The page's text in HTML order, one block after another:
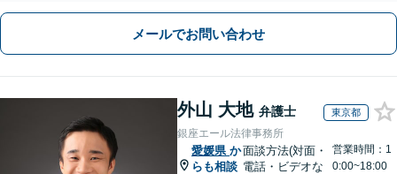
メールでお問い合わせ
外山 大地 弁護士 東京都
銀座エール法律事務所
愛媛県 か
らも相談
面談方法(対面・
電話・ビデオな
営業時間：1
0:00~18:00